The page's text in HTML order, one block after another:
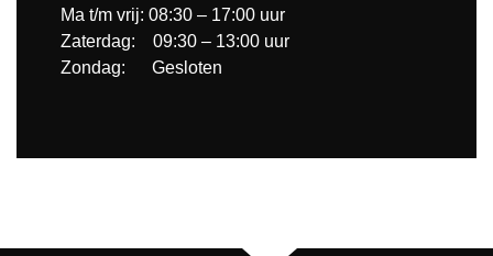
Ma t/m vrij: 08:30 – 17:00 uur
Zaterdag: 09:30 – 13:00 uur
Zondag: Gesloten